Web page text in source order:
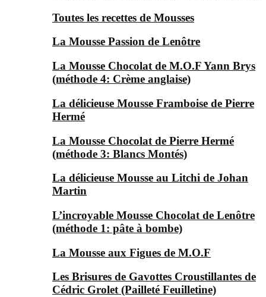
Toutes les recettes de Mousses
La Mousse Passion de Lenôtre
La Mousse Chocolat de M.O.F Yann Brys
(méthode 4: Crème anglaise)
La délicieuse Mousse Framboise de Pierre
Hermé
La Mousse Chocolat de Pierre Hermé
(méthode 3: Blancs Montés)
La délicieuse Mousse au Litchi de Johan
Martin
L’incroyable Mousse Chocolat de Lenôtre
(méthode 1: pâte à bombe)
La Mousse aux Figues de M.O.F
Les Brisures de Gavottes Croustillantes de
Cédric Grolet (Pailleté Feuilletine)